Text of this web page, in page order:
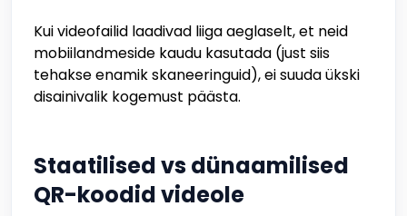
Kui videofailid laadivad liiga aeglaselt, et neid
mobiilandmeside kaudu kasutada (just siis
tehakse enamik skaneeringuid), ei suuda ükski
disainivalik kogemust päästa.
Staatilised vs dünaamilised
QR-koodid videole